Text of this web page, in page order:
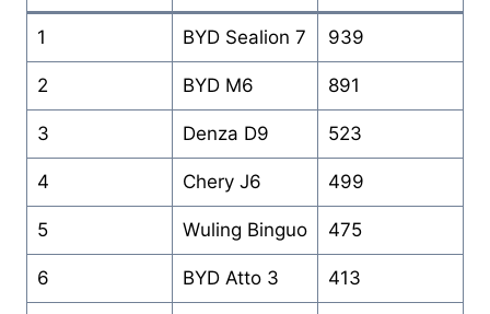
1 BYD Sealion 7 939
2 BYD M6 891
3 Denza D9 523
4 Chery J6 499
5 Wuling Binguo 475
6 BYD Atto 3 413